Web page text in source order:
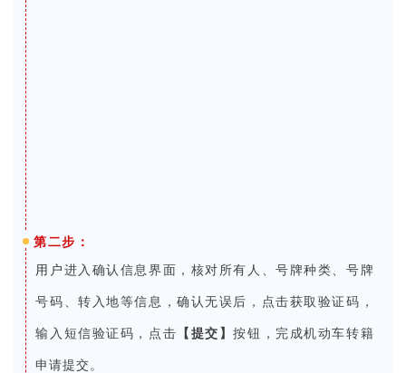
第二步：
用户 进入确认信息界面，核对所有人、号牌种类、号牌
号码、转入地等信息，确认无误后，点击获取验证码，
输入短信验证码，点击 【提交】按钮，完成机动车转籍
申请提交。